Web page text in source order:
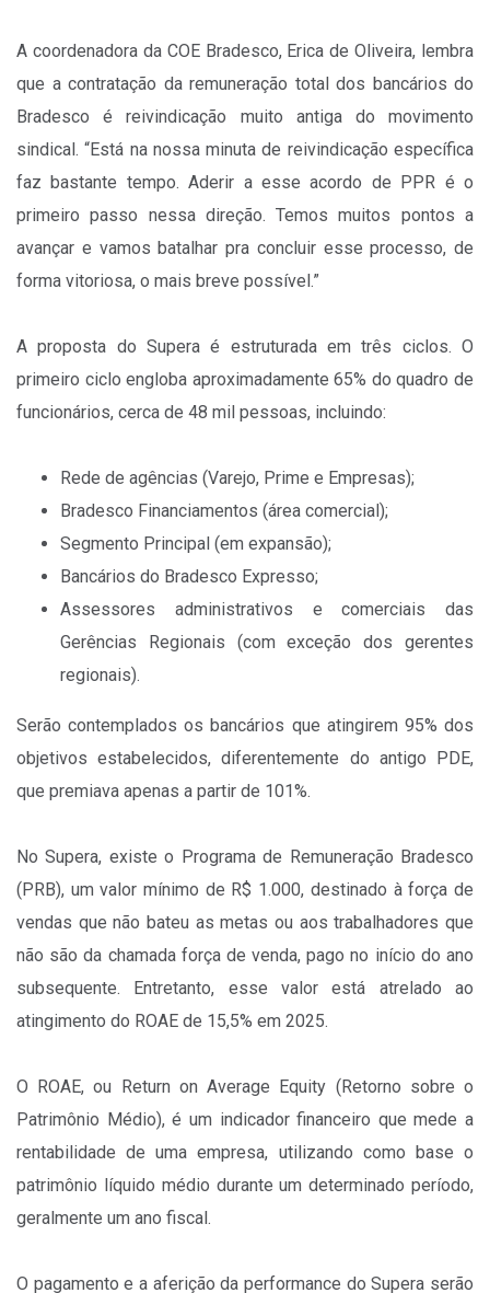
A coordenadora da COE Bradesco, Erica de Oliveira, lembra
que a contratação da remuneração total dos bancários do
Bradesco é reivindicação muito antiga do movimento
sindical. “Está na nossa minuta de reivindicação específica
faz bastante tempo. Aderir a esse acordo de PPR é o
primeiro passo nessa direção. Temos muitos pontos a
avançar e vamos batalhar pra concluir esse processo, de
forma vitoriosa, o mais breve possível.”
A proposta do Supera é estruturada em três ciclos. O
primeiro ciclo engloba aproximadamente 65% do quadro de
funcionários, cerca de 48 mil pessoas, incluindo:
Rede de agências (Varejo, Prime e Empresas);
Bradesco Financiamentos (área comercial);
Segmento Principal (em expansão);
Bancários do Bradesco Expresso;
Assessores administrativos e comerciais das
Gerências Regionais (com exceção dos gerentes
regionais).
Serão contemplados os bancários que atingirem 95% dos
objetivos estabelecidos, diferentemente do antigo PDE,
que premiava apenas a partir de 101%.
No Supera, existe o Programa de Remuneração Bradesco
(PRB), um valor mínimo de R$ 1.000, destinado à força de
vendas que não bateu as metas ou aos trabalhadores que
não são da chamada força de venda, pago no início do ano
subsequente. Entretanto, esse valor está atrelado ao
atingimento do ROAE de 15,5% em 2025.
O ROAE, ou Return on Average Equity (Retorno sobre o
Patrimônio Médio), é um indicador financeiro que mede a
rentabilidade de uma empresa, utilizando como base o
patrimônio líquido médio durante um determinado período,
geralmente um ano fiscal.
O pagamento e a aferição da performance do Supera serão